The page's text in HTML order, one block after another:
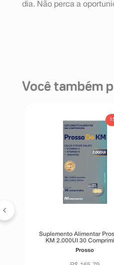
dia. Não perca a
Você também
Suplemento Alimentar
KM 2.000UI 30
Prosso